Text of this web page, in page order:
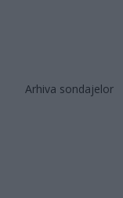
Arhiva sondajelor